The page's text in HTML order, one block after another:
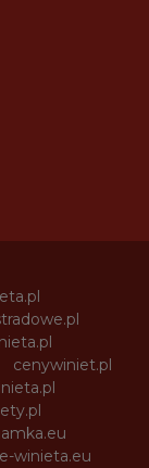
cenywiniet.pl
e-winieta.eu